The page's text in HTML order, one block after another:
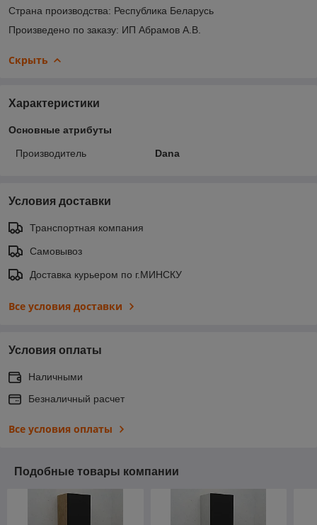
Страна производства: Республика Беларусь
Произведено по заказу: ИП Абрамов А.В.
Скрыть
Характеристики
Основные атрибуты
Производитель Dana
Условия доставки
Транспортная компания
Самовывоз
Доставка курьером по г.МИНСКУ
Все условия доставки
Условия оплаты
Наличными
Безналичный расчет
Все условия оплаты
Подобные товары компании